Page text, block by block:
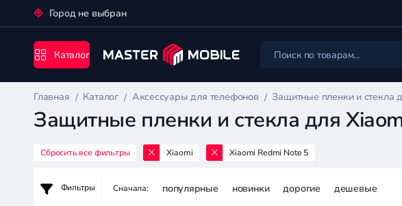
Город не выбран
Каталог
Главная Каталог Аксессуары для телефонов Защитные пленки и стекла
Защитные пленки и стекла для
для
телефонов
Сбросить все фильтры Xiaomi Xiaomi Redmi Note 5
Фильтры Сначала: популярные новинки дорогие дешевые